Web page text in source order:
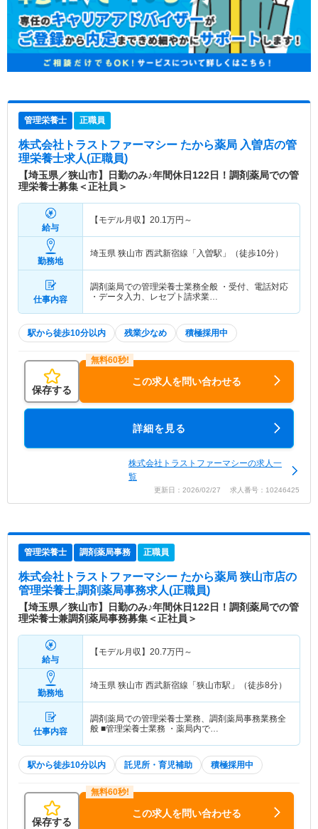
管理栄養士 正職員
株式会社トラストファーマシー たから薬局 入曽店の管
理栄養士求人(正職員)
【埼玉県／狭山市】日勤のみ♪年間休日122日！調剤薬局での管
理栄養士募集＜正社員＞
給与
【モデル月収】 20.1万円～
勤務地
埼玉県 狭山市 西武新宿線「入曽駅」（徒歩10分）
仕事内容
調剤薬局での管理栄養士業務全般 ・受付、電話対応
・データ入力、レセプト請求業…
駅から徒歩10分以内 残業少なめ 積極採用中
保存する
この求人を問い合わせる
詳細を見る
株式会社トラストファーマシーの求人一
覧
更新日：2026/02/27 求人番号：10246425
管理栄養士 調剤薬局事務 正職員
株式会社トラストファーマシー たから薬局 狭山市店の
管理栄養士,調剤薬局事務求人(正職員)
【埼玉県／狭山市】日勤のみ♪年間休日122日！調剤薬局での管
理栄養士兼調剤薬局事務募集＜正社員＞
給与
【モデル月収】 20.7万円～
勤務地
埼玉県 狭山市 西武新宿線「狭山市駅」（徒歩8分）
仕事内容
調剤薬局での管理栄養士業務、調剤薬局事務業務全
般 ■管理栄養士業務 ・薬局内で…
駅から徒歩10分以内 託児所・育児補助 積極採用中
保存する
この求人を問い合わせる